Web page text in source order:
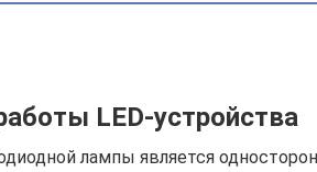
LED-устройства
лампы является